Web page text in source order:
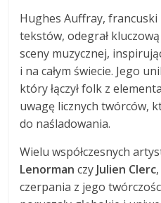
Hughes Auffray,
tekstów, odegrał
sceny muzycznej,
i na całym świecie. Jego
który łączył folk z
uwagę licznych twórców,
do naśladowania.
Wielu współczesnych
Lenorman czy Julien Clerc
czerpania z jego